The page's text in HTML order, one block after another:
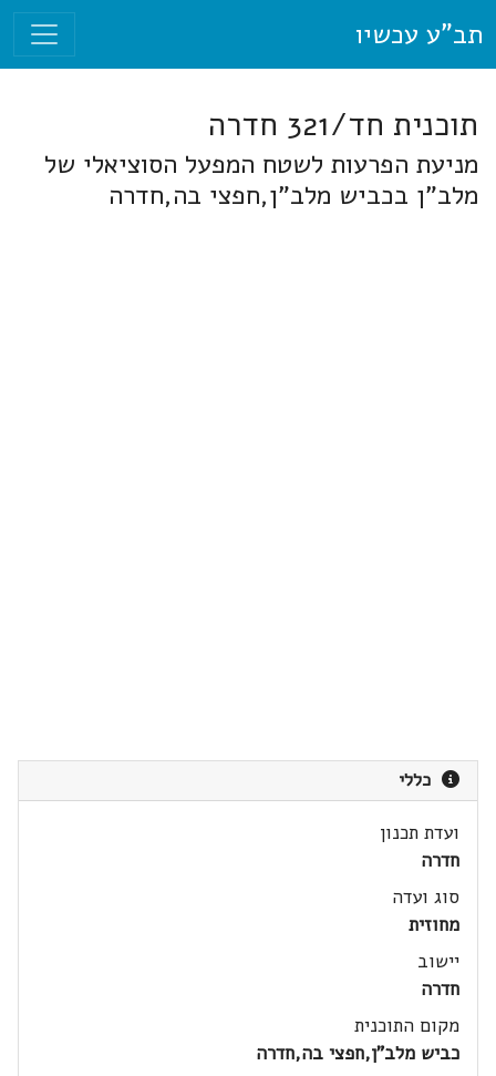
תב"ע עכשיו
תוכנית חד/321 חדרה
מניעת הפרעות לשטח המפעל הסוציאלי של
מלב"ן בכביש מלב"ן,חפצי בה,חדרה
כללי
ועדת תכנון
חדרה
סוג ועדה
מחוזית
יישוב
חדרה
מקום התוכנית
כביש מלב"ן,חפצי בה,חדרה